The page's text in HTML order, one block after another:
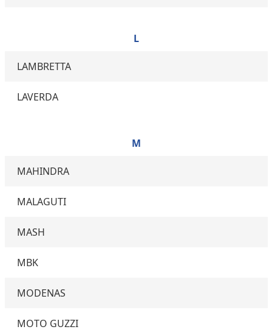
L
LAMBRETTA
LAVERDA
M
MAHINDRA
MALAGUTI
MASH
MBK
MODENAS
MOTO GUZZI